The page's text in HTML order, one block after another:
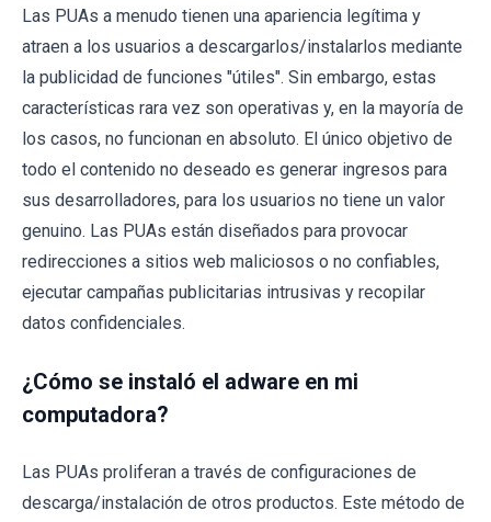
Las PUAs a menudo tienen una apariencia legítima y
atraen a los usuarios a descargarlos/instalarlos mediante
la publicidad de funciones "útiles". Sin embargo, estas
características rara vez son operativas y, en la mayoría de
los casos, no funcionan en absoluto. El único objetivo de
todo el contenido no deseado es generar ingresos para
sus desarrolladores, para los usuarios no tiene un valor
genuino. Las PUAs están diseñados para provocar
redirecciones a sitios web maliciosos o no confiables,
ejecutar campañas publicitarias intrusivas y recopilar
datos confidenciales.
¿Cómo se instaló el adware en mi
computadora?
Las PUAs proliferan a través de configuraciones de
descarga/instalación de otros productos. Este método de